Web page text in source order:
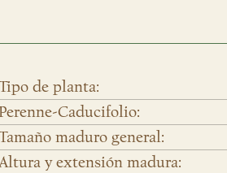
de planta:
Caducifolio:
maduro general:
y extensión madura: